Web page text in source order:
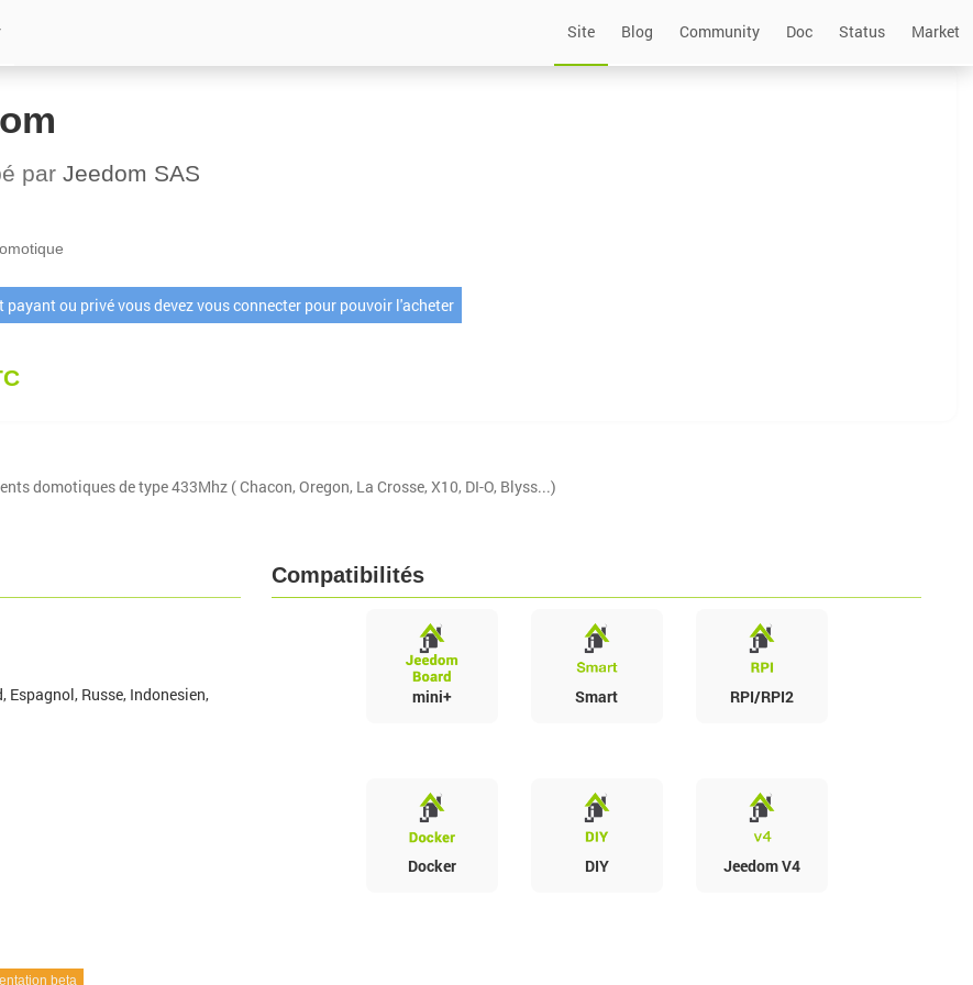
Site Blog Community Doc Status Market
par Jeedom SAS
payant ou privé vous devez vous connecter pour pouvoir l'acheter
domotiques de type 433Mhz ( Chacon, Oregon, La Crosse, X10, DI-O, Blyss...)
Russe, Indonesien,
beta
Compatibilités
mini+ Smart RPI/RPI2
Docker DIY Jeedom V4